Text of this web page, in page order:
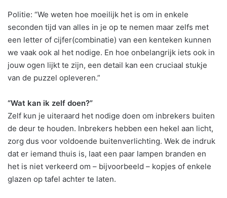
Politie: “We weten hoe moeilijk het is om in enkele
seconden tijd van alles in je op te nemen maar zelfs met
een letter of cijfer(combinatie) van een kenteken kunnen
we vaak ook al het nodige. En hoe onbelangrijk iets ook in
jouw ogen lijkt te zijn, een detail kan een cruciaal stukje
van de puzzel opleveren.”
“Wat kan ik zelf doen?”
Zelf kun je uiteraard het nodige doen om inbrekers buiten
de deur te houden. Inbrekers hebben een hekel aan licht,
zorg dus voor voldoende buitenverlichting. Wek de indruk
dat er iemand thuis is, laat een paar lampen branden en
het is niet verkeerd om – bijvoorbeeld – kopjes of enkele
glazen op tafel achter te laten.